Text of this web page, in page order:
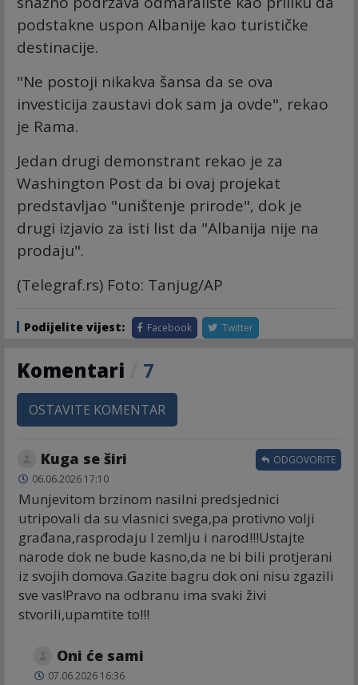
podstakne uspon Albanije kao turističke
destinacije.
"Ne postoji nikakva šansa da se ova
investicija zaustavi dok sam ja ovde", rekao
je Rama.
Jedan drugi demonstrant rekao je za
Washington Post da bi ovaj projekat
predstavljao "uništenje prirode", dok je
drugi izjavio za isti list da "Albanija nije na
prodaju".
(Telegraf.rs) Foto: Tanjug/AP
Podijelite vijest: Facebook Twitter
Komentari 7
OSTAVITE KOMENTAR
Kuga se širi
06.06.2026 17:10
Munjevitom brzinom nasilni predsjednici
utripovali da su vlasnici svega,pa protivno volji
građana,rasprodaju I zemlju i narod!!!Ustajte
narode dok ne bude kasno,da ne bi bili protjerani
iz svojih domova.Gazite bagru dok oni nisu zgazili
sve vas!Pravo na odbranu ima svaki živi
stvorili,upamtite to!!!
ODGOVORITE
Oni će sami
07.06.2026 16:36